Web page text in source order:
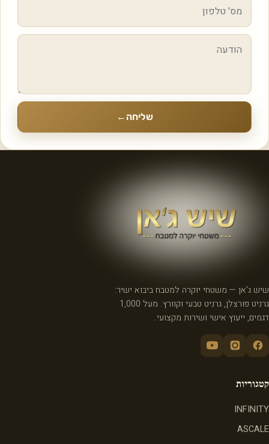
שליחה ←
שיש ג'אן — משטחי יוקרה למטבח ביבוא ישיר:
גרניט פורצלן, גרניט טבעי וקוורץ. מעל 1,000
דגמים, ייעוץ אישי ושירות מקצועי.
קטגוריות
INFINITY
ASCALE